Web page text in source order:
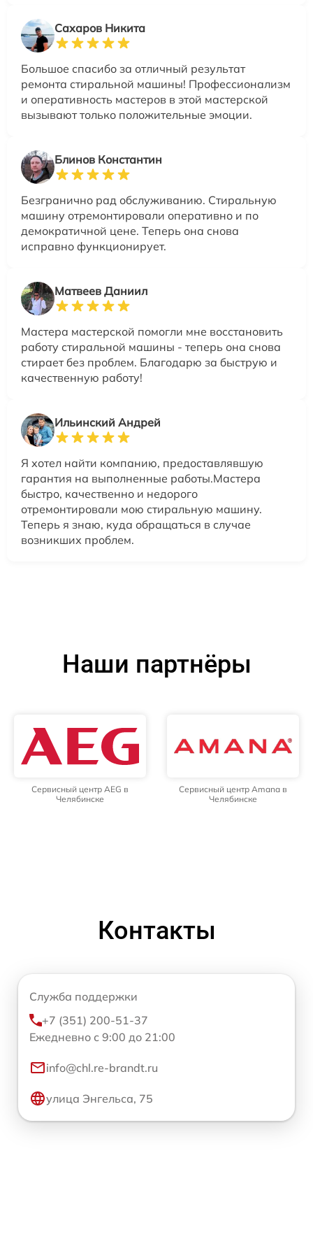
Сахаров Никита
Большое спасибо за отличный результат
ремонта стиральной машины! Профессионализм
и оперативность мастеров в этой мастерской
вызывают только положительные эмоции.
Блинов Константин
Безгранично рад обслуживанию. Стиральную
машину отремонтировали оперативно и по
демократичной цене. Теперь она снова
исправно функционирует.
Матвеев Даниил
Мастера мастерской помогли мне восстановить
работу стиральной машины - теперь она снова
стирает без проблем. Благодарю за быструю и
качественную работу!
Ильинский Андрей
Я хотел найти компанию, предоставлявшую
гарантия на выполненные работы.Мастера
быстро, качественно и недорого
отремонтировали мою стиральную машину.
Теперь я знаю, куда обращаться в случае
возникших проблем.
Наши партнёры
Сервисный центр AEG в
Челябинске
Сервисный центр Amana в
Челябинске
Контакты
Служба поддержки
+7 (351) 200-51-37
Ежедневно с 9:00 до 21:00
info@chl.re-brandt.ru
улица Энгельса, 75